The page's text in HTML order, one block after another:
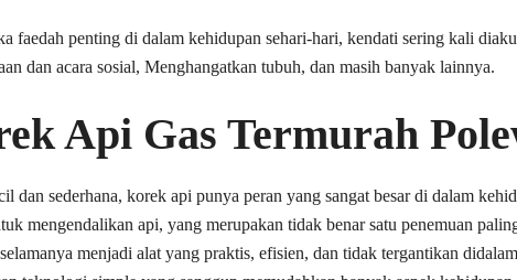
faedah penting di dalam kehidupan sehari-hari, kendati sering kali
dan acara sosial, Menghangatkan tubuh, dan masih banyak lainnya.
Api Gas Termurah
dan sederhana, korek api punya peran yang sangat besar di dalam
mengendalikan api, yang merupakan tidak benar satu penemuan
menjadi alat yang praktis, efisien, dan tidak tergantikan